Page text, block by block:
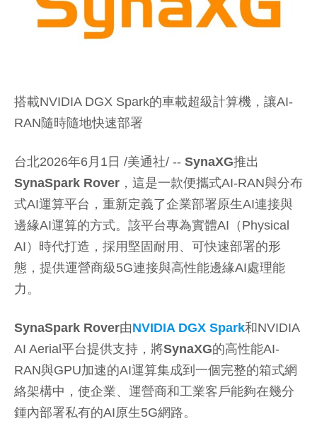
搭載NVIDIA DGX Spark的車載超級計算機，讓AI-
RAN隨時隨地快速部署
台北2026年6月1日 /美通社/ -- SynaXG推出
SynaSpark Rover ，這是一款便攜式AI-RAN與分布
式AI運算平台，重新定義了企業部署原生AI連接與
邊緣AI運算的方式。該平台專為實體AI（Physical
AI）時代打造，採用堅固耐用、可快速部署的形
態，提供運營商級5G連接與高性能邊緣AI處理能
力。
SynaSpark Rover由NVIDIA DGX Spark和NVIDIA
AI Aerial平台提供支持，將SynaXG的高性能AI-
RAN與GPU加速的AI運算集成到一個完整的箱式網
絡架構中，使企業、運營商和工業客戶能夠在幾分
鍾內部署私有的AI原生5G網路。